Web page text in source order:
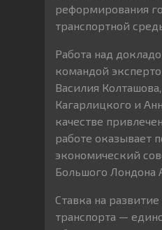
реформирования
транспортной
Работа над
командой
Василия
Кагарлицкого и
качестве
работе оказывает
экономический
Большого Лондона
Ставка на
транспорта —